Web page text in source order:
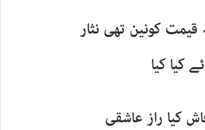
کونین تھی نثار
کیا کیا
کیا راز عاشقی